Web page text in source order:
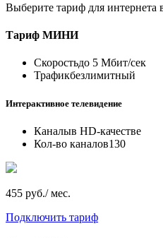
Выберите тариф для
Тариф МИНИ
Скоростьдо 5 Мбит/сек
Трафикбезлимитный
Интерактивное телевидение
Каналыв HD-качестве
Кол-во каналов130
455 руб./ мес.
Подключить тариф